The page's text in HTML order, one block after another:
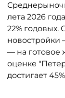
лета 2026
22% годовых.
новостройки
— на готовое
оценке
достигает